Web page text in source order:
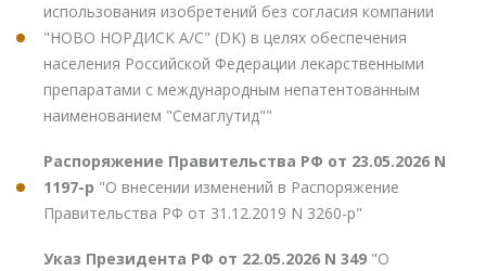
использования изобретений без согласия компании
"НОВО НОРДИСК А/С" (DK) в целях обеспечения
населения Российской Федерации лекарственными
препаратами с международным непатентованным
наименованием "Семаглутид""
Распоряжение Правительства РФ от 23.05.2026 N
1197-р "О внесении изменений в Распоряжение
Правительства РФ от 31.12.2019 N 3260-р"
Указ Президента РФ от 22.05.2026 N 349 "О